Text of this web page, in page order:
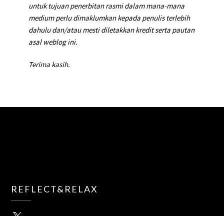
untuk tujuan penerbitan rasmi dalam mana-mana
medium perlu dimaklumkan kepada penulis terlebih
dahulu dan/atau mesti diletakkan kredit serta pautan
asal weblog ini.
Terima kasih.
REFLECT&RELAX
X